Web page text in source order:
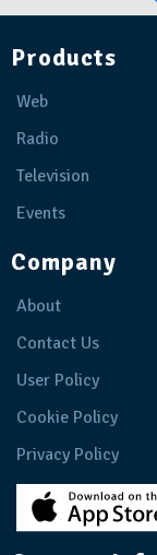
Products
Web
Radio
Television
Events
Company
About
Contact Us
User Policy
Cookie Policy
Privacy Policy